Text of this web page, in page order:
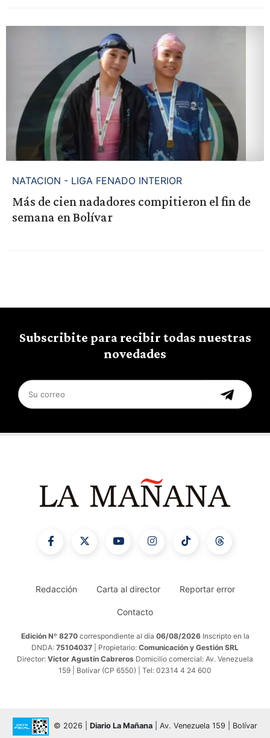
NATACION - LIGA FENADO INTERIOR
Más de cien nadadores compitieron el fin de
semana en Bolívar
Subscribite para recibir todas nuestras
novedades
Redacción Carta al director Reportar error
Contacto
Edición Nº 8270 correspondiente al día 06/08/2026 Inscripto en la
DNDA: 75104037 | Propietario: Comunicación y Gestión SRL
Director: Victor Agustín Cabreros Domicilio comercial: Av. Venezuela
159 | Bolívar (CP 6550) | Tel: 02314 4 24 600
© 2026 | Diario La Mañana | Av. Venezuela 159 | Bolívar